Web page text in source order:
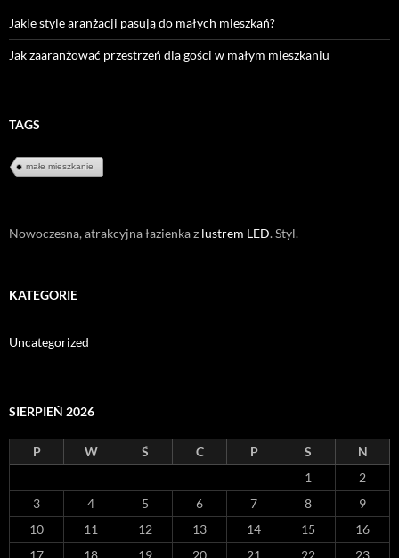
Jakie style aranżacji pasują do małych mieszkań?
Jak zaaranżować przestrzeń dla gości w małym mieszkaniu
TAGS
małe mieszkanie
Nowoczesna, atrakcyjna łazienka z lustrem LED. Styl.
KATEGORIE
Uncategorized
SIERPIEŃ 2026
P W Ś C P S
N
1
2
3
4 5 6 7 8
9
10
11 12 13 14 15
16
17
18 19 20 21 22 23